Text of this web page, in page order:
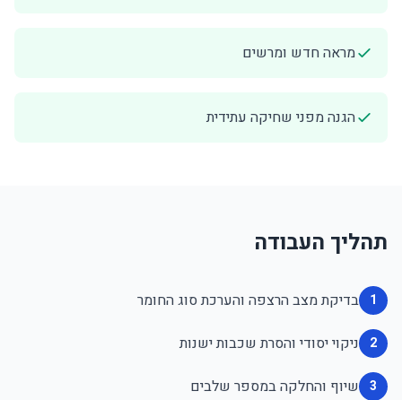
מראה חדש ומרשים
הגנה מפני שחיקה עתידית
תהליך העבודה
1 בדיקת מצב הרצפה והערכת סוג החומר
2 ניקוי יסודי והסרת שכבות ישנות
3 שיוף והחלקה במספר שלבים